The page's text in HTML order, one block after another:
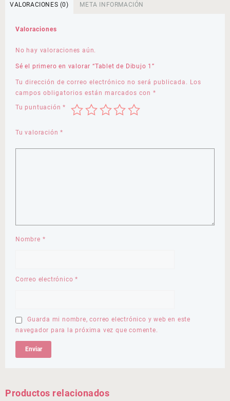
VALORACIONES (0) META INFORMACIÓN
Valoraciones
No hay valoraciones aún.
Sé el primero en valorar “Tablet de Dibujo 1”
Tu dirección de correo electrónico no será publicada. Los
campos obligatorios están marcados con *
Tu puntuación*
Tu valoración*
Nombre *
Correo electrónico*
Guarda mi nombre, correo electrónico y web en este
navegador para la próxima vez que comente.
Productos relacionados